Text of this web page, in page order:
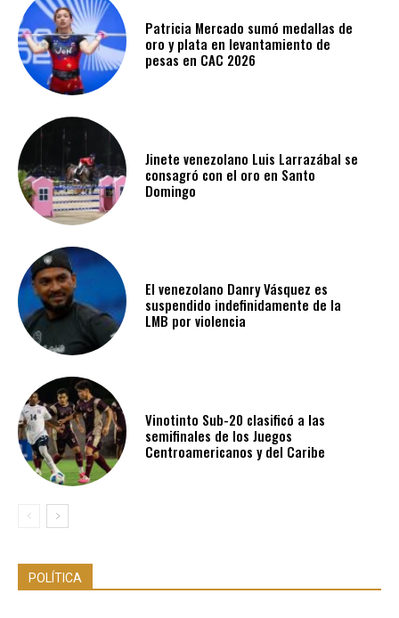
Patricia Mercado sumó medallas de
oro y plata en levantamiento de
pesas en CAC 2026
Jinete venezolano Luis Larrazábal se
consagró con el oro en Santo
Domingo
El venezolano Danry Vásquez es
suspendido indefinidamente de la
LMB por violencia
Vinotinto Sub-20 clasificó a las
semifinales de los Juegos
Centroamericanos y del Caribe
POLÍTICA